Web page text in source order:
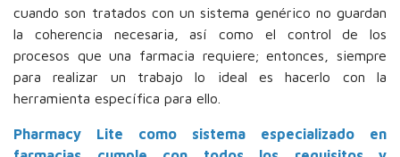
cuando son tratados con un sistema genérico no guardan
la coherencia necesaria, así como el control de los
procesos que una farmacia requiere; entonces, siempre
para realizar un trabajo lo ideal es hacerlo con la
herramienta específica para ello.
Pharmacy Lite como sistema especializado en